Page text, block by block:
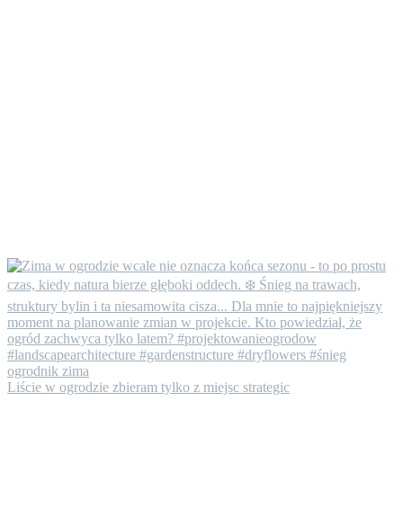
Liście w ogrodzie zbieram tylko z miejsc strategic